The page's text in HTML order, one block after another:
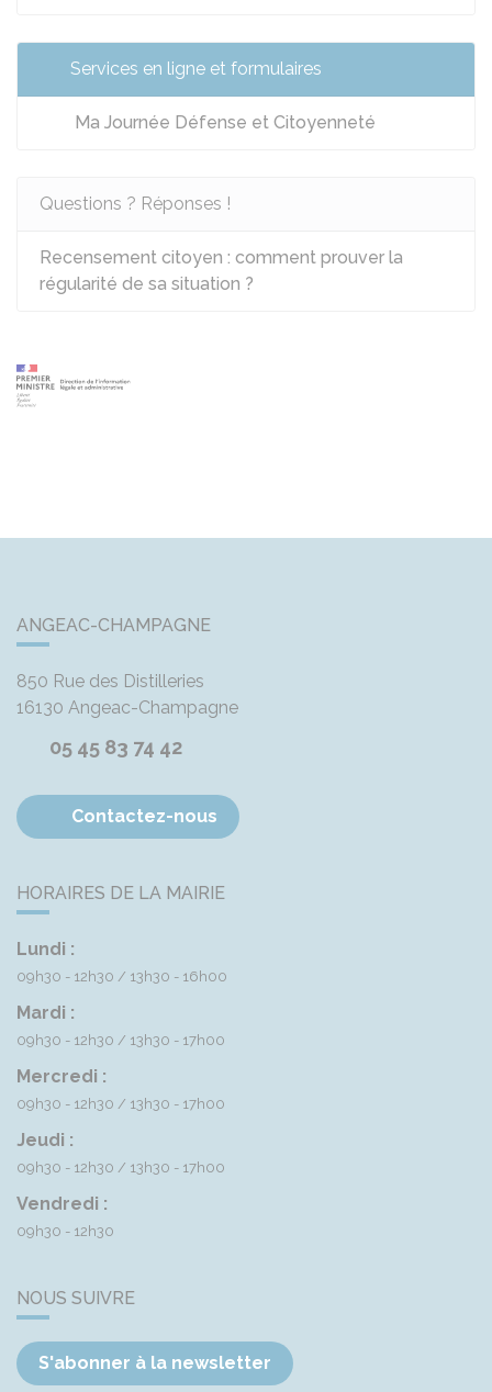
Services en ligne et formulaires
Ma Journée Défense et Citoyenneté
Questions ? Réponses !
Recensement citoyen : comment prouver la
régularité de sa situation ?
ANGEAC-CHAMPAGNE
850 Rue des Distilleries
16130 Angeac-Champagne
05 45 83 74 42
Contactez-nous
HORAIRES DE LA MAIRIE
Lundi :
09h30 - 12h30 13h30 - 16h00
Mardi :
09h30 - 12h30 13h30 - 17h00
Mercredi :
09h30 - 12h30 13h30 - 17h00
Jeudi :
09h30 - 12h30 13h30 - 17h00
Vendredi :
09h30 - 12h30
NOUS SUIVRE
S'abonner à la newsletter